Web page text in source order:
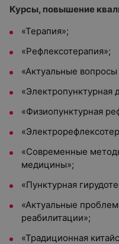
Курсы, повышение
«Терапия»;
«Рефлексотерапия»;
«Актуальные
«Электропунктурная
«Физиопунктурная
«Современные
медицины»;
«Пунктурная
«Актуальные
реабилитации»;
«Традиционная